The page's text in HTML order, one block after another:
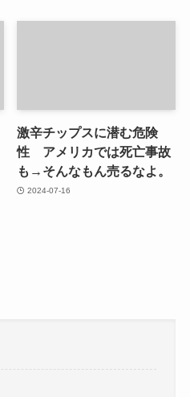
激辛チップスに潜む危険
性 アメリカでは死亡事故
も→そんなもん売るなよ。
2024-07-16